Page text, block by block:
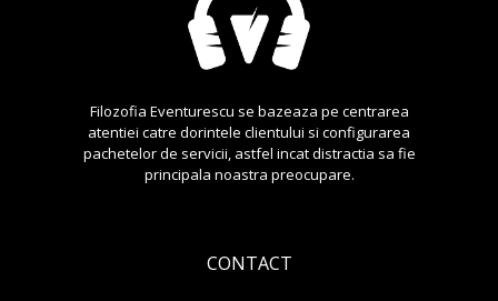
Filozofia Eventurescu se bazeaza pe centrarea
atentiei catre dorintele clientului si configurarea
pachetelor de servicii, astfel incat distractia sa fie
principala noastra preocupare.
CONTACT